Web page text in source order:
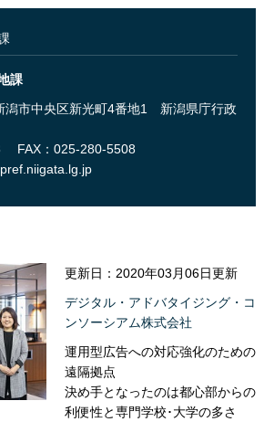
課
潟市中央区新光町4番地1 新潟県庁行政
FAX：025-280-5508
更新日：2020年03月06日更新
デジタル・アドバタイジング・コ
ンソーシアム株式会社
運用型広告への対応強化のための
遠隔拠点
決め手となったのは都心部からの
利便性と専門学校･大学の多さ